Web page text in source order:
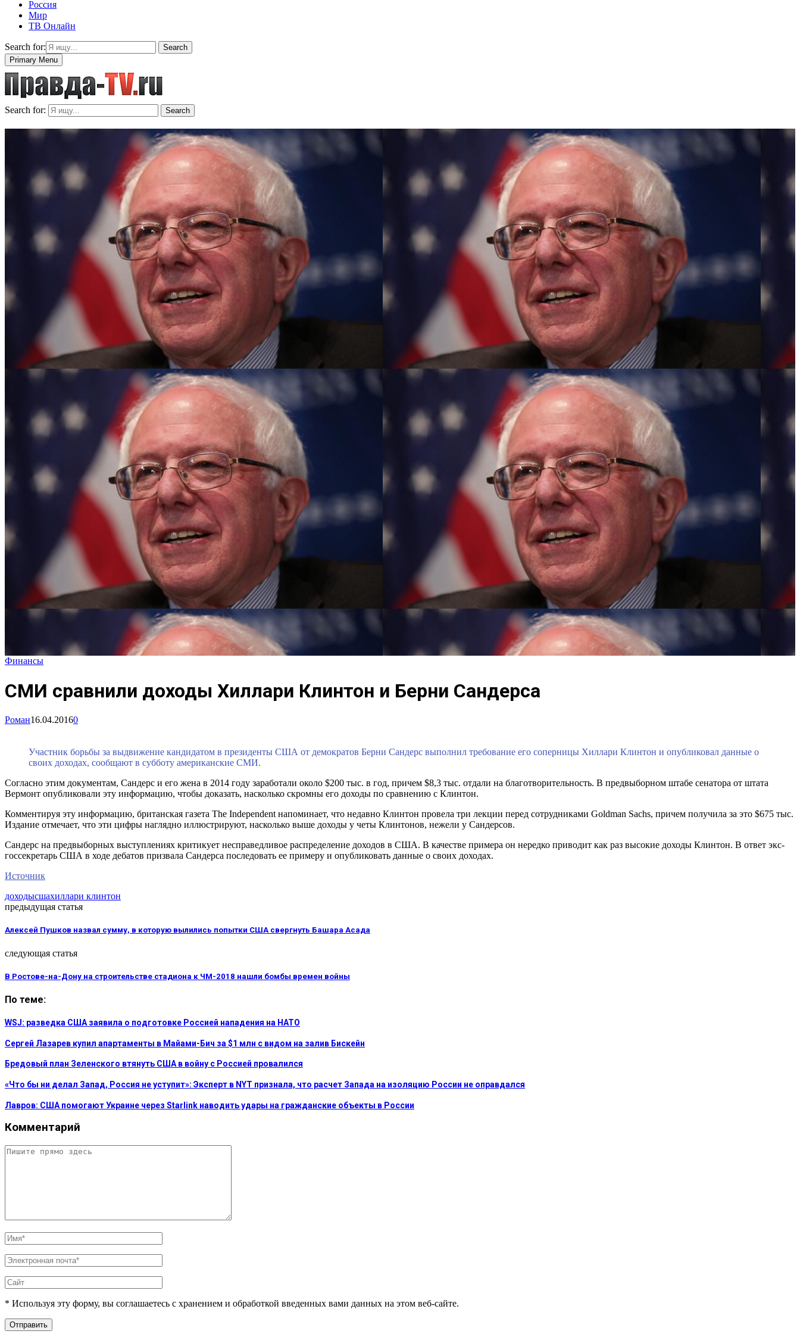
Россия
Мир
ТВ Онлайн
Search for:
Search
Primary Menu
Search for: Search
Финансы
СМИ сравнили доходы Хиллари Клинтон и Берни Сандерса
Роман16.04.20160
Участник борьбы за выдвижение кандидатом в президенты США от демократов Берни Сандерс выполнил требование его соперницы Хиллари Клинтон и опубликовал данные о
своих доходах, сообщают в субботу американские СМИ.
Согласно этим документам, Сандерс и его жена в 2014 году заработали около $200 тыс. в год, причем $8,3 тыс. отдали на благотворительность. В предвыборном штабе сенатора от штата
Вермонт опубликовали эту информацию, чтобы доказать, насколько скромны его доходы по сравнению с Клинтон.
Комментируя эту информацию, британская газета The Independent напоминает, что недавно Клинтон провела три лекции перед сотрудниками Goldman Sachs, причем получила за это $675 тыс.
Издание отмечает, что эти цифры наглядно иллюстрируют, насколько выше доходы у четы Клинтонов, нежели у Сандерсов.
Сандерс на предвыборных выступлениях критикует несправедливое распределение доходов в США. В качестве примера он нередко приводит как раз высокие доходы Клинтон. В ответ экс-
госсекретарь США в ходе дебатов призвала Сандерса последовать ее примеру и опубликовать данные о своих доходах.
Источник
доходысшахиллари клинтон
предыдущая статья
Алексей Пушков назвал сумму, в которую вылились попытки США свергнуть Башара Асада
следующая статья
В Ростове-на-Дону на строительстве стадиона к ЧМ-2018 нашли бомбы времен войны
По теме:
WSJ: разведка США заявила о подготовке Россией нападения на НАТО
Сергей Лазарев купил апартаменты в Майами-Бич за $1 млн с видом на залив Бискейн
Бредовый план Зеленского втянуть США в войну с Россией провалился
«Что бы ни делал Запад, Россия не уступит»: Эксперт в NYT признала, что расчет Запада на изоляцию России не оправдался
Лавров: США помогают Украине через Starlink наводить удары на гражданские объекты в России
Комментарий
* Используя эту форму, вы соглашаетесь с хранением и обработкой введенных вами данных на этом веб-сайте.